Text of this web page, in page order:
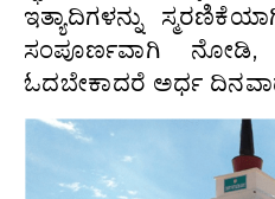
ಇತ್ಯಾದಿಗಳನ್ನು
ಸಂಪೂರ್ಣವಾಗಿ ನೋಡಿ,
ಓದಬೇಕಾದರೆ ಅರ್ಧ